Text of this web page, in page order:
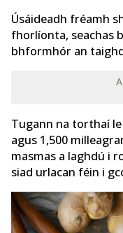
Úsáideadh fréamh
fhorlíonta, seachas
bhformhór an
Tugann na torthaí
agus 1,500
masmas a laghdú i
siad urlacan féin i